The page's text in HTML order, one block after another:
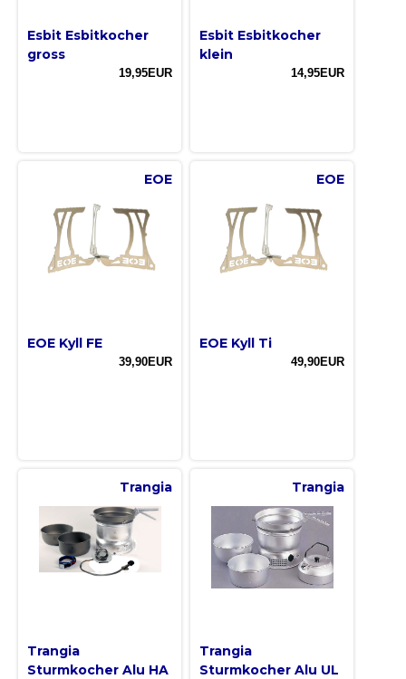
Esbit Esbitkocher
gross
19,95EUR
Esbit Esbitkocher
klein
14,95EUR
EOE
EOE Kyll FE
39,90EUR
EOE
EOE Kyll Ti
49,90EUR
Trangia
Trangia
Sturmkocher Alu HA
Trangia
Trangia
Sturmkocher Alu UL